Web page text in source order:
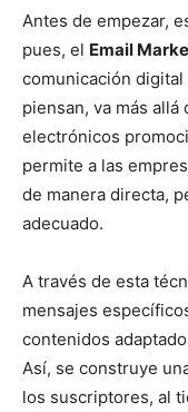
Antes de empezar,
pues, el Email
comunicación
piensan, va más
electrónicos
permite a las
de manera directa,
adecuado.
A través de esta
mensajes
contenidos
Así, se construye
los suscriptores, al